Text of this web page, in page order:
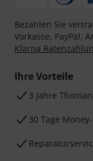
Bezahlen Sie
Vorkasse, PayPal,
Klarna
Ihre Vorteile
3 Jahre
30 Tage